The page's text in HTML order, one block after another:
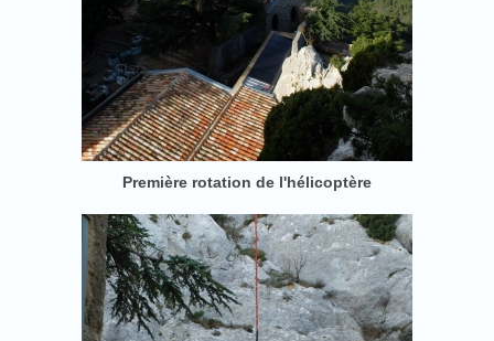
Première rotation de l'hélicoptère